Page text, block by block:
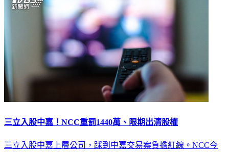
三立入股中嘉！NCC重罰1440萬、限期出清股權
三立入股中嘉上層公司，踩到中嘉交易案負擔紅線。NCC今